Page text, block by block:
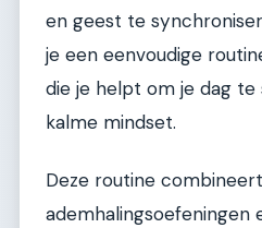
en geest te
je een eenvoudige
die je helpt om je dag
kalme mindset.
Deze routine
ademhalingsoefeningen